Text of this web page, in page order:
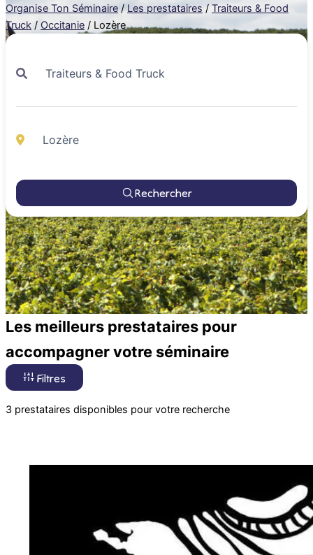
Organise Ton Séminaire / Les prestataires / Traiteurs & Food
Truck / Occitanie / Lozère
Rechercher
Les meilleurs prestataires pour
accompagner votre séminaire
Filtres
3 prestataires disponibles pour votre recherche